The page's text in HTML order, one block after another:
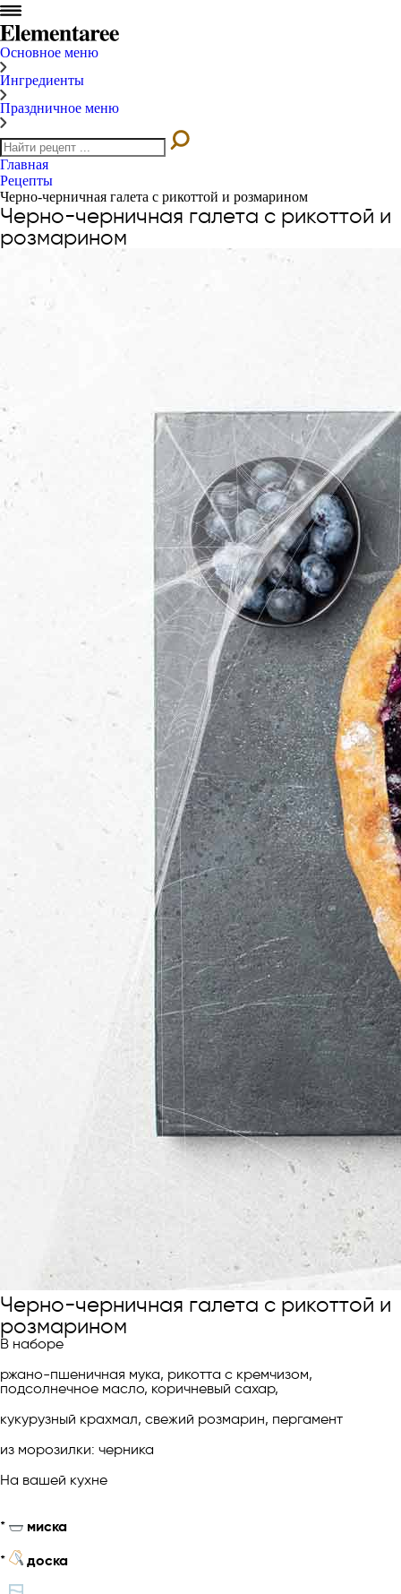
Основное меню
Ингредиенты
Праздничное меню
Главная
Рецепты
Черно-черничная галета с рикоттой и розмарином
Черно-черничная галета с рикоттой и
розмарином
Черно-черничная галета с рикоттой и
розмарином
В наборе
ржано-пшеничная мука, рикотта с кремчизом,
подсолнечное масло, коричневый сахар,
кукурузный крахмал, свежий розмарин, пергамент
из морозилки: черника
На вашей кухне
*
миска
*
доска